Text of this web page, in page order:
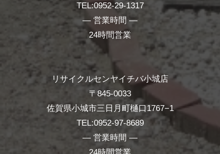
TEL:0952-29-1317
― 営業時間 ―
24時間営業
リサイクルセンヤイチバ小城店
〒845-0033
佐賀県小城市三日月町樋口1767−1
TEL:0952-97-8689
― 営業時間 ―